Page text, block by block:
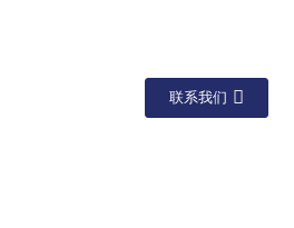
联系我们